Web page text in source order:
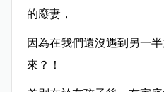
的廢妻，
因為在我們還沒遇到另一
來？！